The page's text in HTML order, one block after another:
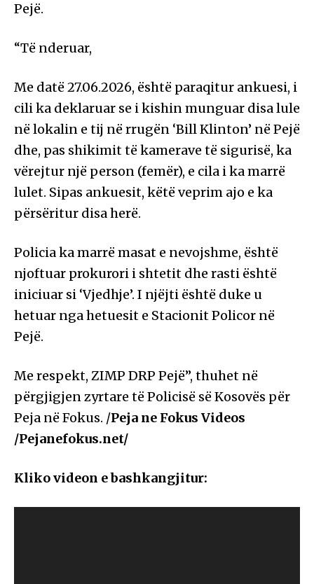
Pejë.
“Të nderuar,
Me datë 27.06.2026, është paraqitur ankuesi, i
cili ka deklaruar se i kishin munguar disa lule
në lokalin e tij në rrugën ‘Bill Klinton’ në Pejë
dhe, pas shikimit të kamerave të sigurisë, ka
vërejtur një person (femër), e cila i ka marrë
lulet. Sipas ankuesit, këtë veprim ajo e ka
përsëritur disa herë.
Policia ka marrë masat e nevojshme, është
njoftuar prokurori i shtetit dhe rasti është
iniciuar si ‘Vjedhje’. I njëjti është duke u
hetuar nga hetuesit e Stacionit Policor në
Pejë.
Me respekt, ZIMP DRP Pejë”, thuhet në
përgjigjen zyrtare të Policisë së Kosovës për
Peja në Fokus. /Peja ne Fokus Videos
/Pejanefokus.net/
Kliko videon e bashkangjitur: